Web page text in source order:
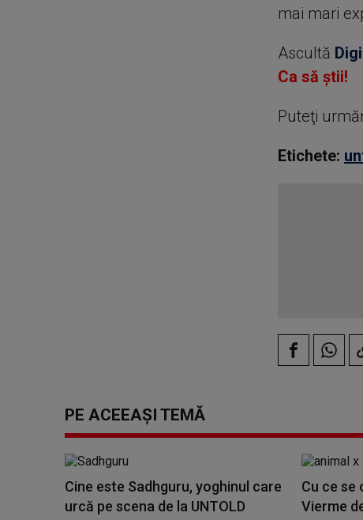
mai mari
Ascultă
Ca să știi!
Puteţi
Etichete:
PE ACEEAȘI TEMĂ
Cine este Sadhguru, yoghinul care
urcă pe scena de la UNTOLD
Cu ce se
Vierme